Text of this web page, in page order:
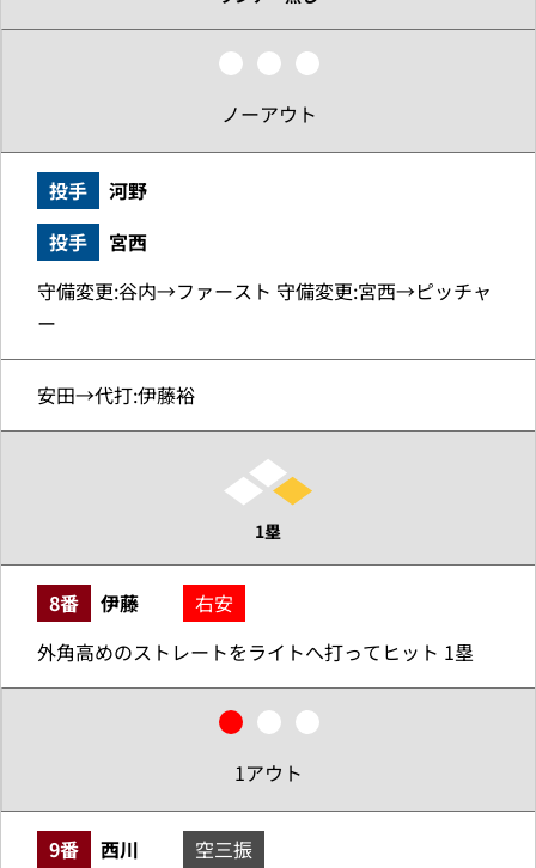
ノーアウト
投手
河野
投手
宮西
守備変更:谷内→ファースト 守備変更:宮西→ピッチャ
ー
安田→代打:伊藤裕
1塁
8番 伊藤
右安
外角高めのストレートをライトへ打ってヒット 1塁
1アウト
9番 西川 空三振